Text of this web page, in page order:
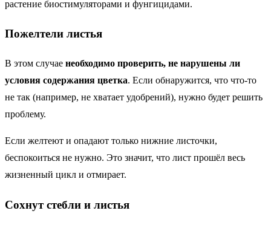
растение биостимуляторами и фунгицидами.
Пожелтели листья
В этом случае необходимо проверить, не нарушены ли
условия содержания цветка. Если обнаружится, что что-то
не так (например, не хватает удобрений), нужно будет решить
проблему.
Если желтеют и опадают только нижние листочки,
беспокоиться не нужно. Это значит, что лист прошёл весь
жизненный цикл и отмирает.
Сохнут стебли и листья